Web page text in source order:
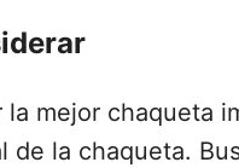
mejor chaqueta
de la chaqueta.